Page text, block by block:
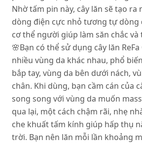
Nhờ tấm pin này, cây lăn sẽ tạo
dòng điện cực nhỏ tương tự dòng
cơ thể người giúp làm săn chắc và
🌸Bạn có thể sử dụng cây lăn
nhiều vùng da khác nhau, phổ
bắp tay, vùng da bên dưới nách,
chân. Khi dùng, bạn cầm cán của
song song với vùng da muốn
qua lại, một cách chậm rãi, nhẹ
che khuất tấm kính giúp hấp thụ
trời. Bạn nên lăn mỗi lần khoảng